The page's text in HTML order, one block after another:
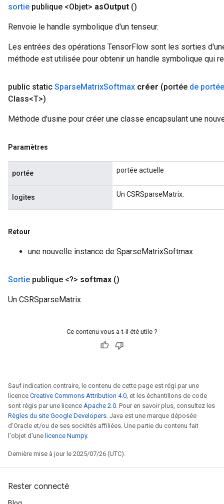
sortie publique <Objet> asOutput ()
Renvoie le handle symbolique d'un tenseur.
Les entrées des opérations TensorFlow sont les sorties
méthode est utilisée pour obtenir un handle symbolique qui
public static SparseMatrixSoftmax créer (portée de portée
Class<T>)
Méthode d'usine pour créer une classe encapsulant une
Paramètres
portée portée actuelle
logites Un CSRSparseMatrix.
Retour
une nouvelle instance de SparseMatrixSoftmax
Sortie publique <?> softmax ()
Un CSRSparseMatrix.
Ce contenu vous a-t-il été utile ?
Sauf indication contraire, le contenu de cette page est régi par une
licence Creative Commons Attribution 4.0, et les échantillons de code
sont régis par une licence Apache 2.0. Pour en savoir plus, consultez les
Règles du site Google Developers. Java est une marque déposée
d'Oracle et/ou de ses sociétés affiliées. Une partie du contenu fait
l'objet d'une licence Numpy.
Dernière mise à jour le 2025/07/26 (UTC).
Rester connecté